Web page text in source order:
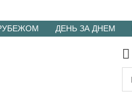
ДЕНЬ ЗА ДНЕМ